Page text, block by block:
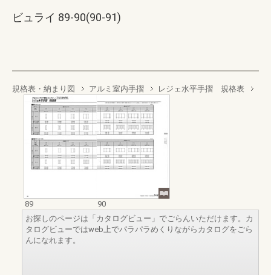
ビュライ 89-90(90-91)
規格表・納まり図 アルミ室内手摺 レジェ水平手摺 規格表
89
90
お探しのページは「カタログビュー」でごらんいただけます。カ
タログビューではweb上でパラパラめくりながらカタログをごら
んになれます。